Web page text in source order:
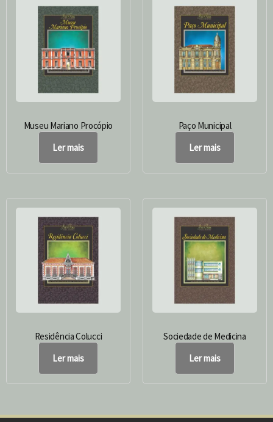
Museu Mariano Procópio
Ler mais
Paço Municipal
Ler mais
Residência Colucci
Ler mais
Sociedade de Medicina
Ler mais